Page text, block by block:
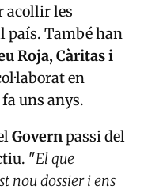
acollir les
país. També han
Roja, Càritas i
en
uns anys.
Governpassi del
"El que
nou dossier i ens